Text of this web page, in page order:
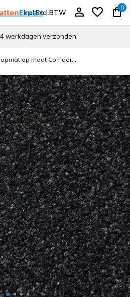
Incl.Excl.BTW
0
werkdagen verzonden
op maat Corridor...